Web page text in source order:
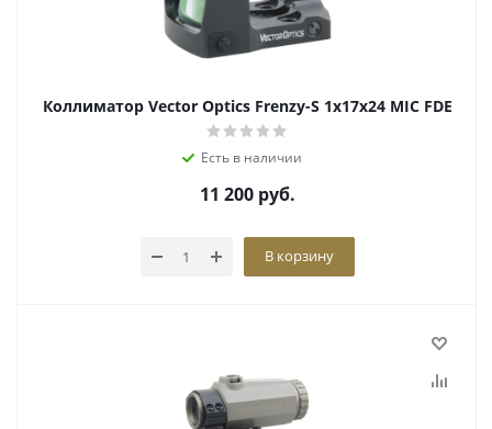
Коллиматор Vector Optics Frenzy-S 1x17x24 MIC FDE
Есть в наличии
11 200руб.
В корзину